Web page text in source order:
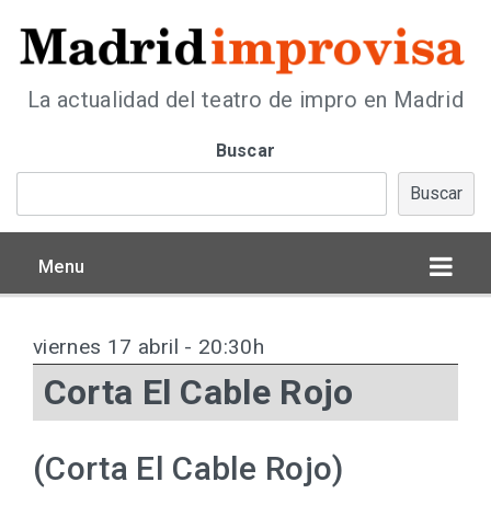
La actualidad del teatro de impro en Madrid
Buscar
Buscar
Menu
viernes 17 abril - 20:30h
Corta El Cable Rojo
(Corta El Cable Rojo)